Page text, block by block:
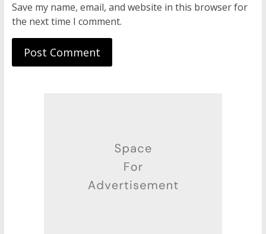
Save my name, email, and website in this browser for
the next time I comment.